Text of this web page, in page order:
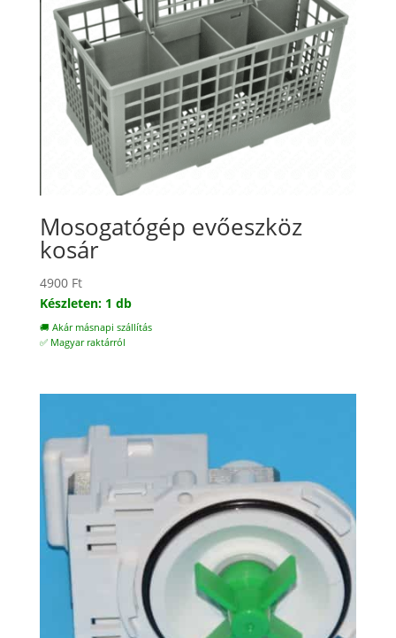
Mosogatógép evőeszköz
kosár
4900 Ft
Készleten: 1 db
🚚 Akár másnapi szállítás
✅ Magyar raktárról